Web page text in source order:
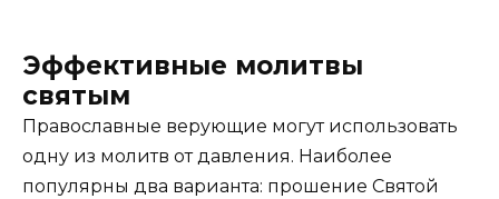
Эффективные молитвы
святым
Православные верующие могут использовать
одну из молитв от давления. Наиболее
популярны два варианта: прошение Святой